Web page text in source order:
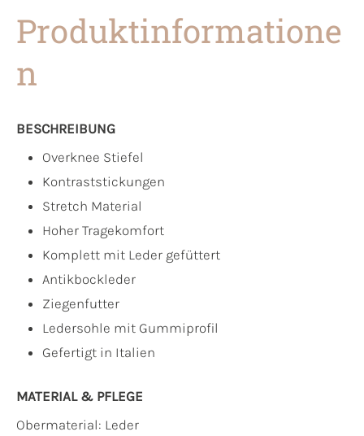
Produktinformatione
n
BESCHREIBUNG
Overknee Stiefel
Kontraststickungen
Stretch Material
Hoher Tragekomfort
Komplett mit Leder gefüttert
Antikbockleder
Ziegenfutter
Ledersohle mit Gummiprofil
Gefertigt in Italien
MATERIAL & PFLEGE
Obermaterial: Leder